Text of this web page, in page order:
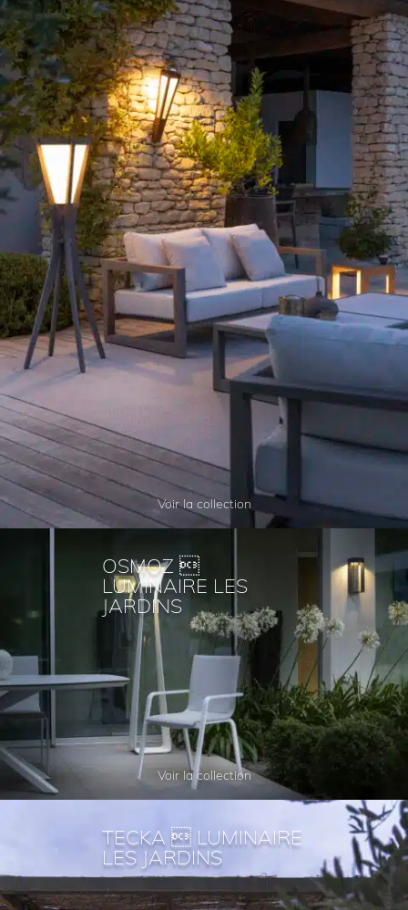
Voir la collection
OSMOZ 
LUMINAIRE LES
JARDINS
Voir la collection
TECKA  LUMINAIRE
LES JARDINS